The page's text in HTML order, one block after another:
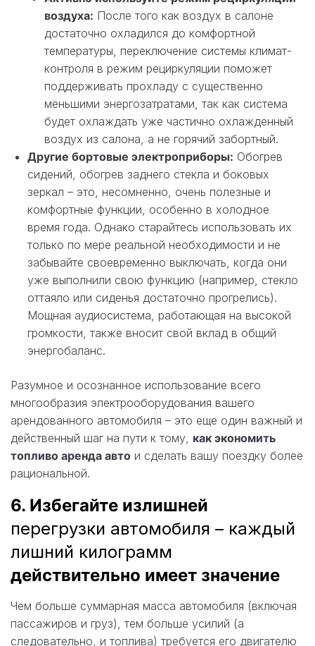
воздуха: После того как воздух в салоне
достаточно охладился до комфортной
температуры, переключение системы климат-
контроля в режим рециркуляции поможет
поддерживать прохладу с существенно
меньшими энергозатратами, так как система
будет охлаждать уже частично охлажденный
воздух из салона, а не горячий забортный.
Другие бортовые электроприборы: Обогрев
сидений, обогрев заднего стекла и боковых
зеркал – это, несомненно, очень полезные и
комфортные функции, особенно в холодное
время года. Однако старайтесь использовать их
только по мере реальной необходимости и не
забывайте своевременно выключать, когда они
уже выполнили свою функцию (например, стекло
оттаяло или сиденья достаточно прогрелись).
Мощная аудиосистема, работающая на высокой
громкости, также вносит свой вклад в общий
энергобаланс.
Разумное и осознанное использование всего
многообразия электрооборудования вашего
арендованного автомобиля – это еще один важный и
действенный шаг на пути к тому, как экономить
топливо аренда авто и сделать вашу поездку более
рациональной.
6. Избегайте излишней
перегрузки автомобиля – каждый
лишний килограмм
действительно имеет значение
Чем больше суммарная масса автомобиля (включая
пассажиров и груз), тем больше усилий (а
следовательно, и топлива) требуется его двигателю